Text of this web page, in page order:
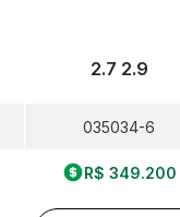
2.7 2.9
035034-6
R$ 349.200